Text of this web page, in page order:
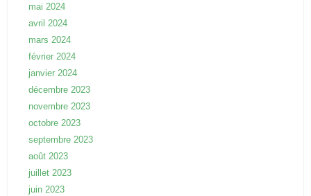
mai 2024
avril 2024
mars 2024
février 2024
janvier 2024
décembre 2023
novembre 2023
octobre 2023
septembre 2023
août 2023
juillet 2023
juin 2023